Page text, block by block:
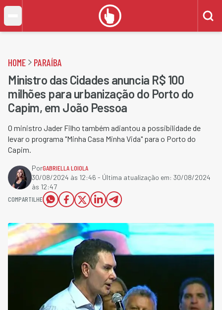
HOME PARAÍBA
Ministro das Cidades anuncia R$ 100
milhões para urbanização do Porto do
Capim, em João Pessoa
O ministro Jader Filho também adiantou a possibilidade de
levar o programa "Minha Casa Minha Vida" para o Porto do
Capim.
PorGABRIELLA LOIOLA
30/08/2024 às 12:46 - Última atualização em: 30/08/2024
às 12:47
COMPARTILHE